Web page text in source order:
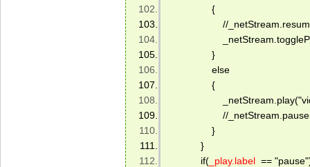
{
//
}
else
{
//
}
}
if( _play.label ==